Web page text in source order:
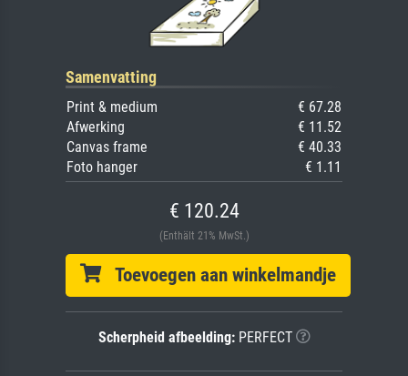
Samenvatting
Print & medium
€ 67.28
Afwerking
€ 11.52
Canvas frame
€ 40.33
Foto hanger
€ 1.11
€ 120.24
(Enthält 21% MwSt.)
Toevoegen aan winkelmandje
Scherpheid afbeelding:PERFECT